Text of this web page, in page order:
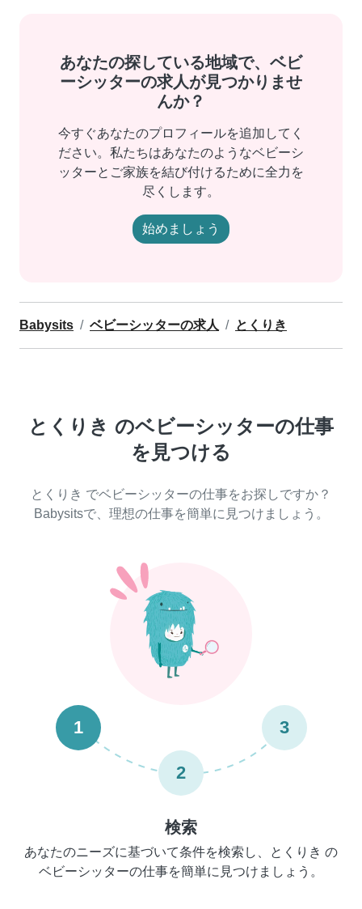
あなたの探している地域で、ベビ
ーシッターの求人が見つかりませ
んか？
今すぐあなたのプロフィールを追加してく
ださい。私たちはあなたのようなベビーシ
ッターとご家族を結び付けるために全力を
尽くします。
始めましょう
Babysits ベビーシッターの求人 とくりき
とくりき のベビーシッターの仕事
を見つける
とくりき でベビーシッターの仕事をお探しですか？
Babysitsで、理想の仕事を簡単に見つけましょう。
1
2
3
検索
あなたのニーズに基づいて条件を検索し、とくりき の
ベビーシッターの仕事を簡単に見つけましょう。